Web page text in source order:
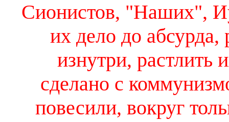
Сионистов, "Наших",
их дело до абсурда,
изнутри, растлить
сделано с
повесили, вокруг